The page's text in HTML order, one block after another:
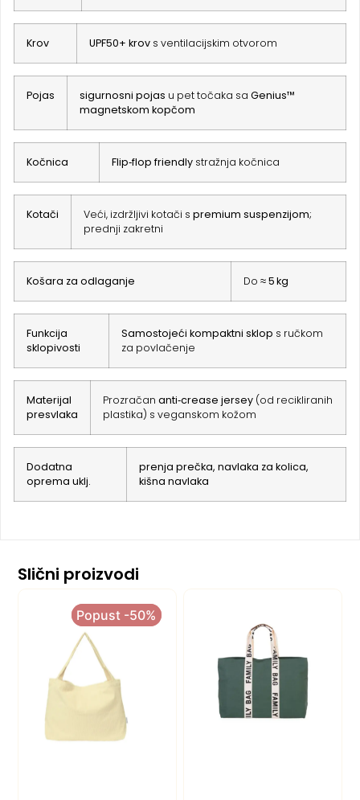
Krov UPF50+ krov s ventilacijskim otvorom
Pojas sigurnosni pojas u pet točaka sa Genius™
magnetskom kopčom
Kočnica Flip‑flop friendly stražnja kočnica
Kotači Veći, izdržljivi kotači s premium suspenzijom;
prednji zakretni
Košara za odlaganje Do ≈ 5 kg
Funkcija
sklopivosti
Samostojeći kompaktni sklop s ručkom
za povlačenje
Materijal
presvlaka
Prozračan anti‑crease jersey (od recikliranih
plastika) s veganskom kožom
Dodatna
oprema uklj.
prenja prečka, navlaka za kolica,
kišna navlaka
Slični proizvodi
Popust -50%
Popust -50%